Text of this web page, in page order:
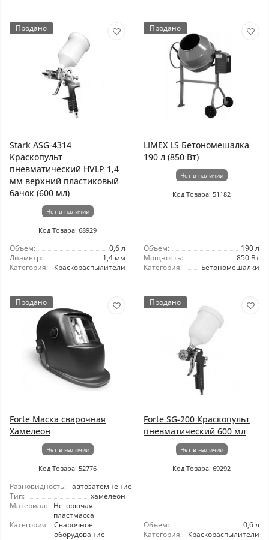
Продано
Stark ASG-4314
Краскопульт
пневматический HVLP 1,4
мм верхний пластиковый
бачок (600 мл)
Нет в наличии
Код Товара: 68929
Объем:
0,6 л
Диаметр:
1,4 мм
Категория:
Краскораспылители
Продано
LIMEX LS Бетономешалка
190 л (850 Вт)
Нет в наличии
Код Товара: 51182
Объем:
190 л
Мощность:
850 Вт
Категория:
Бетономешалки
Продано
Forte Маска сварочная
Хамелеон
Нет в наличии
Код Товара: 52776
Разновидность:
автозатемнение
Тип:
хамелеон
Материал:
Негорючая
пластмасса
Категория:
Сварочное
оборудование
Продано
Forte SG-200 Краскопульт
пневматический 600 мл
Нет в наличии
Код Товара: 69292
Объем:
0,6 л
Категория:
Краскораспылители